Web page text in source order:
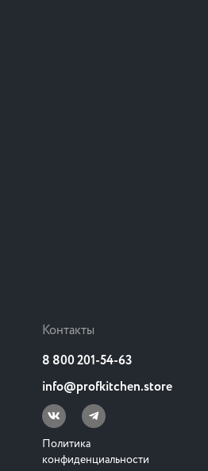
Контакты
8 800 201-54-63
info@profkitchen.store
Политика
конфиденциальности